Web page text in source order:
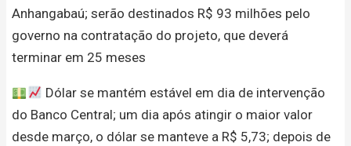
Anhangabaú; serão destinados R$ 93 milhões pelo
governo na contratação do projeto, que deverá
terminar em 25 meses
Dólar se mantém estável em dia de intervenção
do Banco Central; um dia após atingir o maior valor
desde março, o dólar se manteve a R$ 5,73; depois de